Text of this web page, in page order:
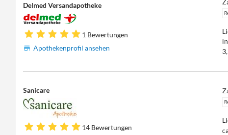
Delmed Versandapotheke
1 Bewertungen
Apothekenprofil ansehen
Sanicare
14 Bewertungen